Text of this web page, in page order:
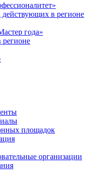
в регионе
года»
площадок
организации